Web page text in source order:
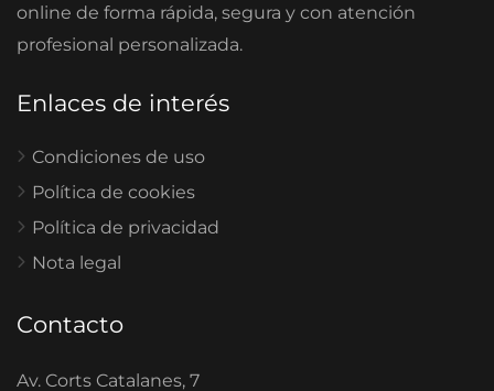
online de forma rápida, segura y con atención
profesional personalizada.
Enlaces de interés
Condiciones de uso
Política de cookies
Política de privacidad
Nota legal
Contacto
Av. Corts Catalanes, 7